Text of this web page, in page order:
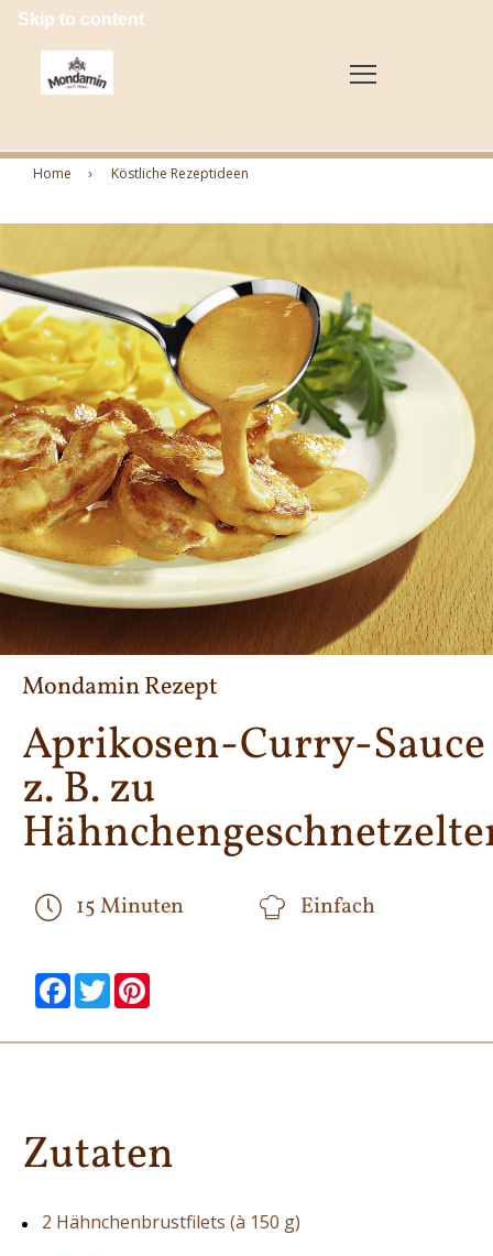
Skip to content
Home Köstliche Rezeptideen
Mondamin Rezept
Aprikosen-Curry-Sauce
z. B. zu
15 Minuten Einfach
null
Facebook
null null
Twitter
null null
null
Zutaten
2 Hähnchenbrustfilets (à 150 g)